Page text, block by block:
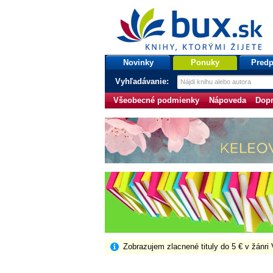
bux.sk
knihy, ktorými žijete
Úvodná stránka
Novinky Ponuky
Vyhľadávanie:
Všeobecné podmienky Nápoveda
Zobrazujem zlacnené tituly do 5 € v žánri